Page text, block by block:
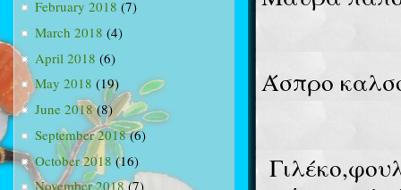
February 2018 (7)
March 2018 (4)
April 2018 (6)
May 2018 (19)
June 2018(8)
September 2018(6)
October 2018(16)
November 2018(7)
Άσπρο